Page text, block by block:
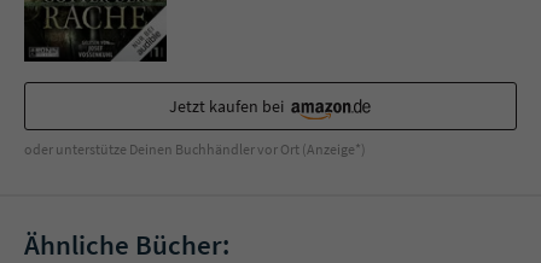
Jetzt kaufen bei
oder unterstütze Deinen Buchhändler vor Ort (Anzeige*)
Ähnliche Bücher:
Zweck
Sicherheitscode des Kontaktformulars zu
überprüfen.